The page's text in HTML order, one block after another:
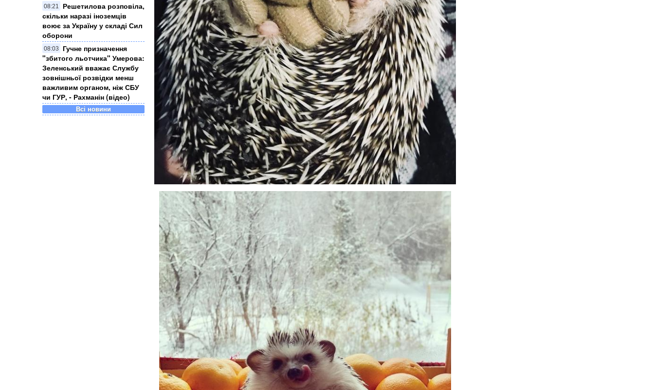
08:21
Решетилова розповіла,
скільки наразі іноземців
воює за Україну у складі Сил
оборони
08:03
Гучне призначення
"збитого льотчика" Умерова:
Зеленський вважає Службу
зовнішньої розвідки менш
важливим органом, ніж СБУ
чи ГУР, - Рахманін (відео)
Всі новини